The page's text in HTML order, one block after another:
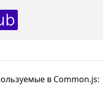
в Common.js: